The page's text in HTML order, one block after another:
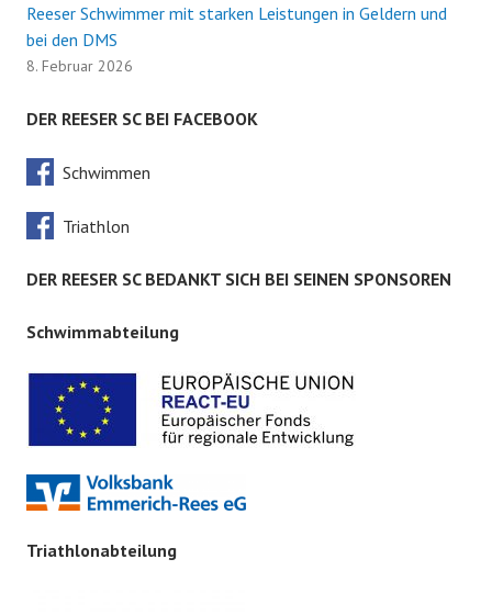
Reeser Schwimmer mit starken Leistungen in Geldern und
bei den DMS
8. Februar 2026
DER REESER SC BEI FACEBOOK
Schwimmen
Triathlon
DER REESER SC BEDANKT SICH BEI SEINEN SPONSOREN
Schwimmabteilung
Triathlonabteilung